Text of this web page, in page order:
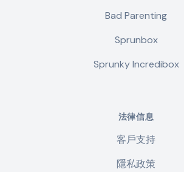
Bad Parenting
Sprunbox
Sprunky Incredibox
法律信息
客戶支持
隱私政策